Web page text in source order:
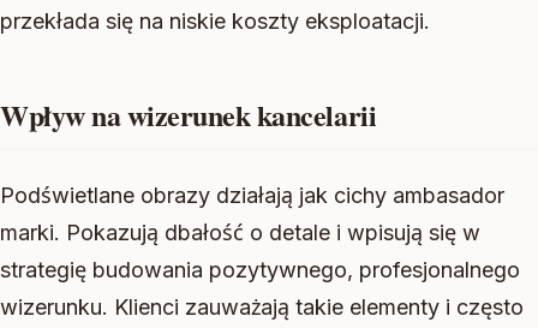
przekłada się na niskie koszty eksploatacji.
Wpływ na wizerunek kancelarii
Podświetlane obrazy działają jak cichy ambasador
marki. Pokazują dbałość o detale i wpisują się w
strategię budowania pozytywnego, profesjonalnego
wizerunku. Klienci zauważają takie elementy i często